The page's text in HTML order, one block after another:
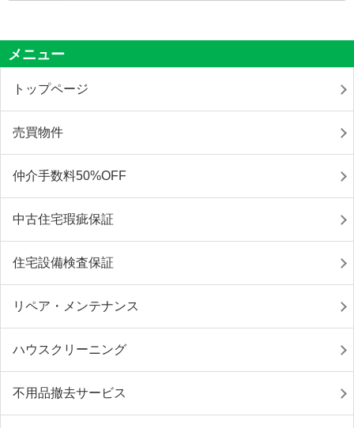
メニュー
トップページ
売買物件
仲介手数料50%OFF
中古住宅瑕疵保証
住宅設備検査保証
リペア・メンテナンス
ハウスクリーニング
不用品撤去サービス